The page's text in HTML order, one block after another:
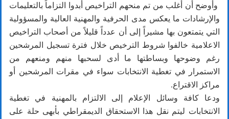
وأوضح أن أغلب من تم منحهم التراخيص أبدوا التزاماً بالتعليمات
والإرشادات ما يعكس مدى الحرفية والمهنية العالية والمسؤولية
التي يتمتعون بها مشيراً إلى أن عدداً قليلاً من أصحاب التراخيص
الاعلامية خالفوا شروط الترخيص خلال فترة تسجيل المرشحين
رغم وضوحها وبساطتها ما أدى لسحبها منهم ومنعهم من
الاستمرار في تغطية الانتخابات سواء في مقرات المرشحين أو
مراكز الاقتراع.
ودعا كافة وسائل الإعلام إلى الالتزام بالمهنية في تغطية
الانتخابات ليتم نقل هذا الاستحقاق الديمقراطي بأبهى حلة على